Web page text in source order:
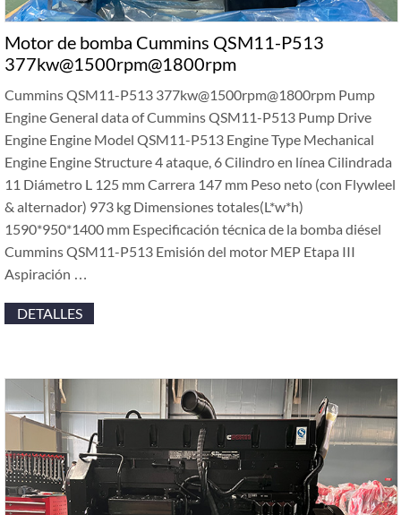
Motor de bomba Cummins QSM11-P513
377kw@1500rpm@1800rpm
Cummins QSM11-P513 377kw@1500rpm@1800rpm Pump
Engine General data of Cummins QSM11-P513 Pump Drive
Engine Engine Model QSM11-P513 Engine Type Mechanical
Engine Engine Structure4 ataque, 6 Cilindro en línea Cilindrada
11 Diámetro L 125 mm Carrera 147 mm Peso neto (con Flywleel
& alternador) 973 kg Dimensiones totales(L*w*h)
1590*950*1400 mm Especificación técnica de la bomba diésel
Cummins QSM11-P513 Emisión del motor MEP Etapa III
Aspiración …
DETALLES